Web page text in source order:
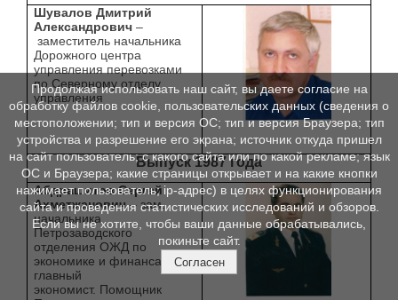
Шувалов Дмитрий
Александрович –
заместитель начальника
Дорожного центра
управления перевозками
по Северному отделу
управления
Выпуск 1987 года
Абдрашитов Сергей
Ахметжанович– зам.
начальника
Петрозаводского
отделения ОЖД по
экономике и финансам,
главный
экономист. Помощник
Продолжая использовать наш сайт, вы даете согласие на
обработку файлов cookie, пользовательских данных (сведения о
местоположении; тип и версия ОС; тип и версия Браузера; тип
устройства и разрешение его экрана; источник откуда пришел
на сайт пользователь; с какого сайта или по какой рекламе; язык
ОС и Браузера; какие страницы открывает и на какие кнопки
нажимает пользователь; ip-адрес) в целях функционирования
сайта и проведения статистических исследований и обзоров.
Если вы не хотите, чтобы ваши данные обрабатывались,
покиньте сайт.
Согласен